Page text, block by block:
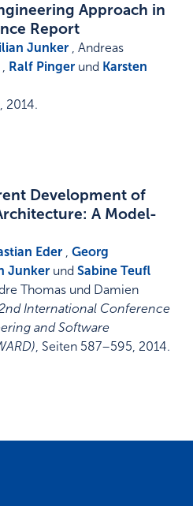
Approach in
Report
Junker , Andreas
, Ralf Pinger und Karsten
, 2014.
Development of
A Model-
Eder ,Georg
Junker undSabine Teufl
Thomas und Damien
International Conference
and Software
, Seiten 587–595, 2014.